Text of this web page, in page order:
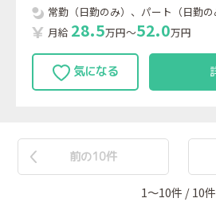
常勤（日勤のみ）、パート（日勤の
月給 28.5万円～52.0万円
前の10件
1〜10件 / 10件